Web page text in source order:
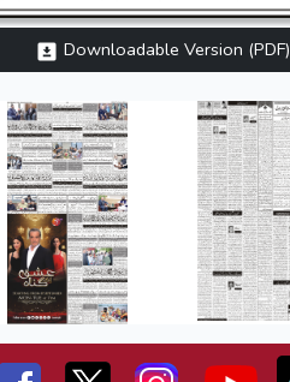
Downloadable Version (PDF)